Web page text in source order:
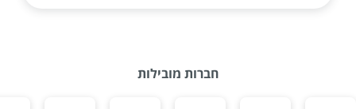
חברות מובילות